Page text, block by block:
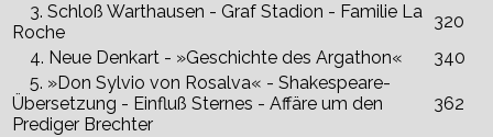
3. Schloß Warthausen - Graf Stadion - Familie La
Roche
320
4. Neue Denkart - »Geschichte des Argathon«
340
5. »Don Sylvio von Rosalva« - Shakespeare-
Übersetzung - Einfluß Sternes - Affäre um den
Prediger Brechter
362